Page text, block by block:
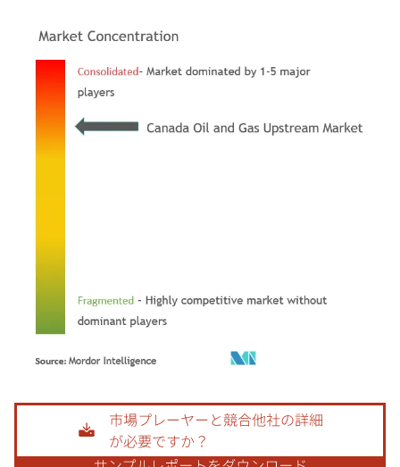
画像 © Mordor Intelligence。再利用にはCC BY 4.0の表示が必要です。